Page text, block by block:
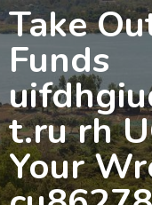
Take
Funds
t.ru rh
Your